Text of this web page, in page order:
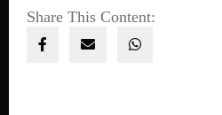
Share This Content: